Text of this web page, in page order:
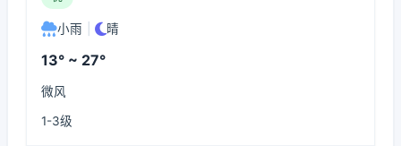
小雨 晴
13° ~ 27°
微风
1-3级